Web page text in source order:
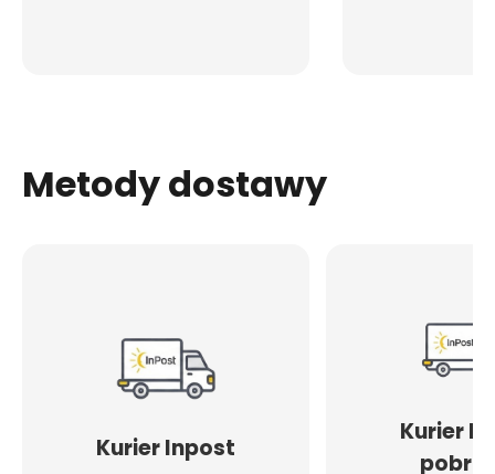
Metody dostawy
Kurier Inpost
Kurier